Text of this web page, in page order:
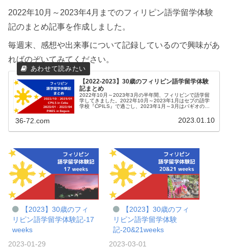
2022年10月～2023年4月までのフィリピン語学留学体験
記のまとめ記事を作成しました。
毎週末、感想や出来事について記録しているので興味があ
ればのぞいてみてください。
【2022-2023】30歳のフィリピン語学留学体験
記まとめ
2022年10月～2023年3月の半年間、フィリピンで語学留
学してきました。2022年10月～2023年1月はセブの語学
学校『CPILS』で過ごし、2023年1月～3月はバギオの語
36-72.com 2023.01.10
【2023】30歳のフィ
リピン語学留学体験記-17
weeks
2023-01-29
【2023】30歳のフィ
リピン語学留学体験
記-20&21weeks
2023-03-01